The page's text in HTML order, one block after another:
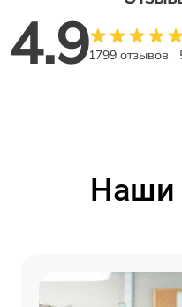
4.91799 отзывов
Наши